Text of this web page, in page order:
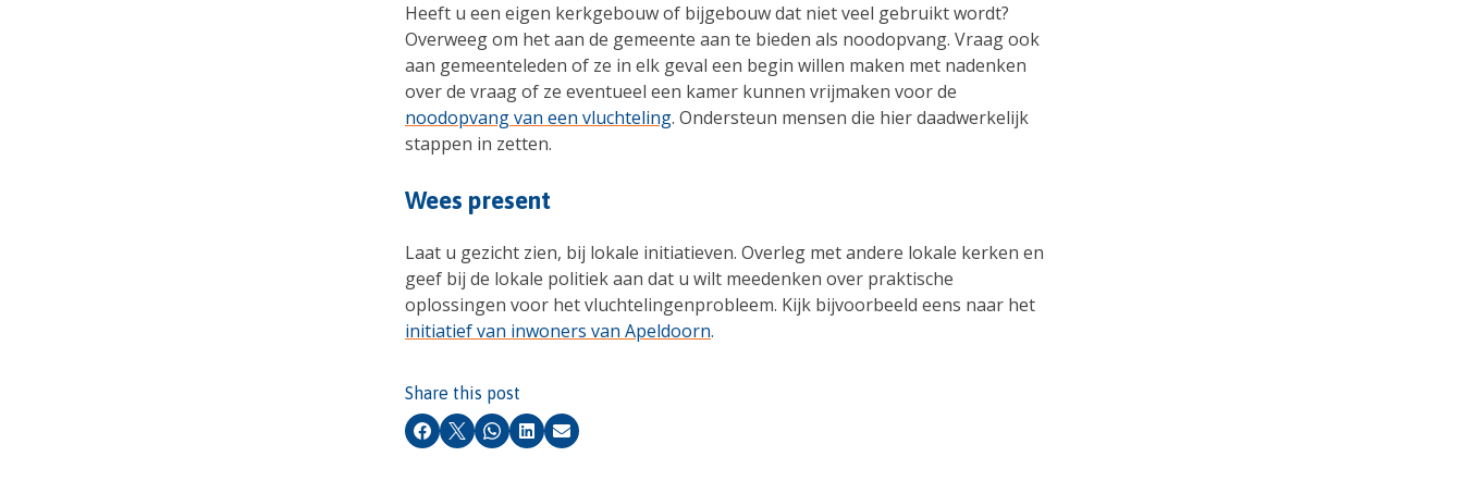
Heeft u een eigen kerkgebouw of bijgebouw dat niet veel gebruikt wordt?
Overweeg om het aan de gemeente aan te bieden als noodopvang. Vraag ook
aan gemeenteleden of ze in elk geval een begin willen maken met nadenken
over de vraag of ze eventueel een kamer kunnen vrijmaken voor de
noodopvang van een vluchteling. Ondersteun mensen die hier daadwerkelijk
stappen in zetten.
Wees present
Laat u gezicht zien, bij lokale initiatieven. Overleg met andere lokale kerken en
geef bij de lokale politiek aan dat u wilt meedenken over praktische
oplossingen voor het vluchtelingenprobleem. Kijk bijvoorbeeld eens naar het
initiatief van inwoners van Apeldoorn.
Share this post
Facebook
X Whatsapp
LinkedIn
Email